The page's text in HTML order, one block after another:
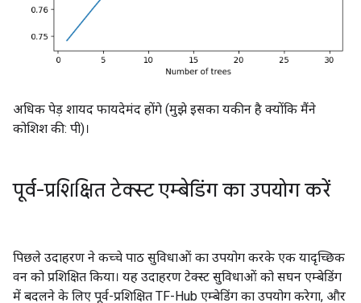
    num_candidate_attributes_ratio: -1
    axis_aligned_split {
    }
    internal {
      sorting_strategy: PRESORTED
  }
  winner_take_all_inference: true
  compute_oob_performances: true
}
[INFO kernel.cc:817] Train model
[INFO random_forest.cc:315] Training random forest
[INFO random_forest.cc:628] Training of tree  1/30
अधिक पेड़ शायद फायदेमंद होंगे (मुझे इसका यकीन है क्योंकि मैंने
कोशिश की: पी)।
पूर्व-प्रशिक्षित टेक्स्ट एम्बेडिंग का उपयोग करें
पिछले उदाहरण ने कच्चे पाठ सुविधाओं का उपयोग करके एक यादृच्छिक
वन को प्रशिक्षित किया। यह उदाहरण टेक्स्ट सुविधाओं को सघन एम्बेडिंग
में बदलने के लिए पूर्व-प्रशिक्षित TF-Hub एम्बेडिंग का उपयोग करेगा, और